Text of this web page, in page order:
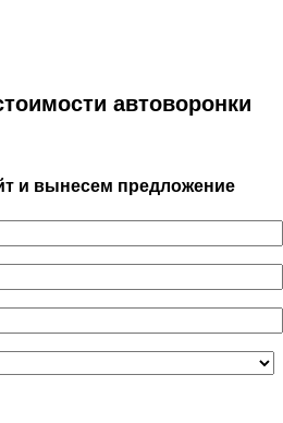
автоворонки
и вынесем предложение